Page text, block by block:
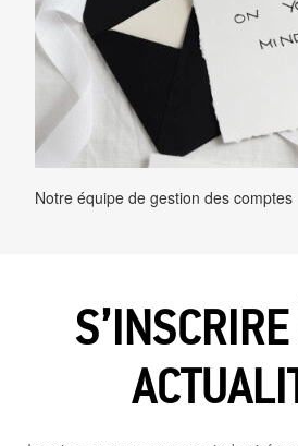
Notre équipe de gestion des comptes